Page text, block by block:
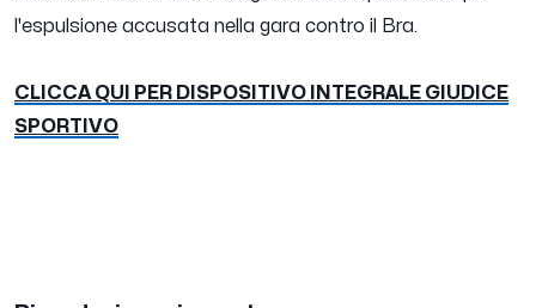
l'espulsione accusata nella gara contro il Bra.
CLICCA QUI PER DISPOSITIVO INTEGRALE GIUDICE
SPORTIVO